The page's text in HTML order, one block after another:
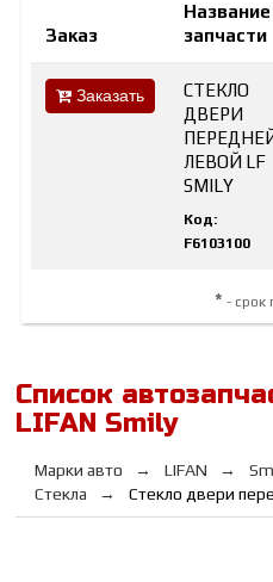
Заказ
Название
запчасти
Заказать
СТЕКЛО
ДВЕРИ
ЛЕВОЙ LF
SMILY
Код:
F6103100
* - срок
Список
LIFAN Smily
Марки авто LIFAN
Стекла
Стекло двери